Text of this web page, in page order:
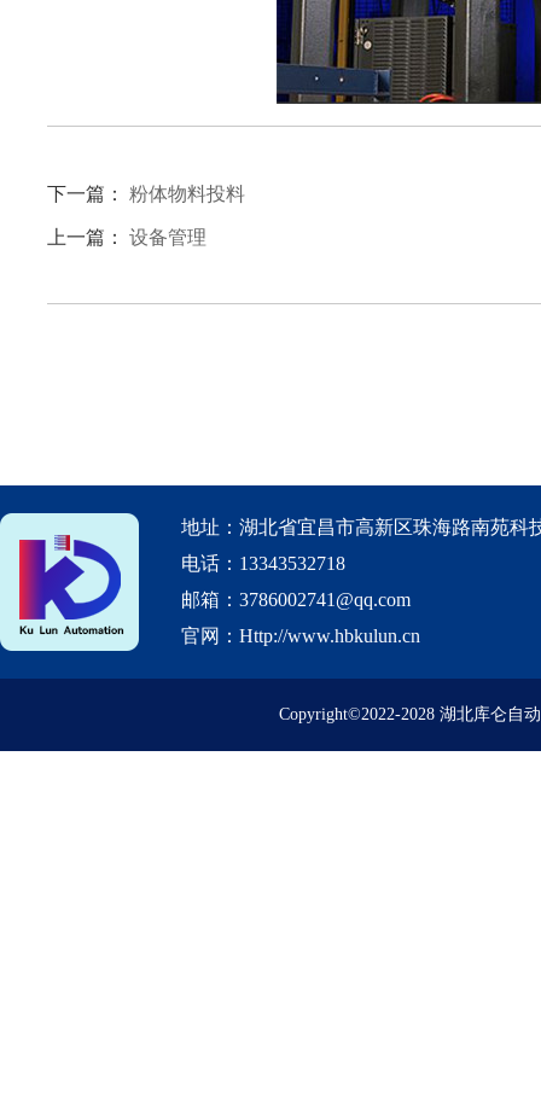
下一篇： 粉体物料投料
上一篇： 设备管理
地址：湖北省宜昌市高新区珠海路南苑科
电话：13343532718
邮箱：3786002741@qq.com
官网：Http://www.hbkulun.cn
Copyright©2022-2028 湖北库仑自